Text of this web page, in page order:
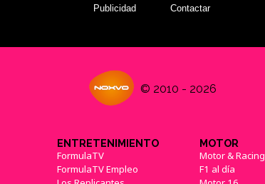
Publicidad Contactar
© 2010 - 2026
ENTRETENIMIENTO
FormulaTV
FormulaTV Empleo
MOTOR
Motor & Racing
F1 al día